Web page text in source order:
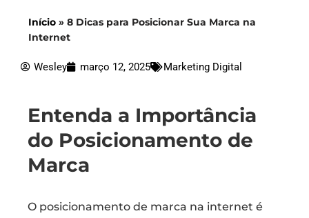
Início » 8 Dicas para Posicionar Sua Marca na
Internet
Wesley março 12, 2025 Marketing Digital
Entenda a Importância
do Posicionamento de
Marca
O posicionamento de marca na internet é